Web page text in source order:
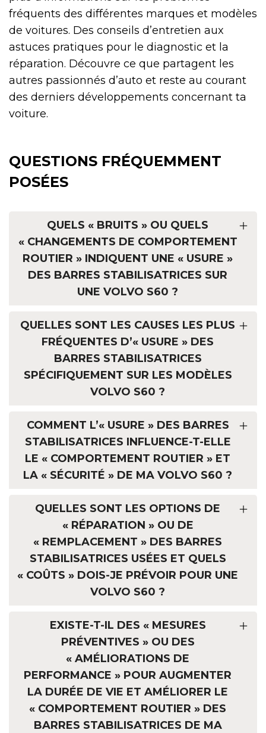
fréquents des différentes marques et modèles
de voitures. Des conseils d’entretien aux
astuces pratiques pour le diagnostic et la
réparation. Découvre ce que partagent les
autres passionnés d’auto et reste au courant
des derniers développements concernant ta
voiture.
QUESTIONS FRÉQUEMMENT
POSÉES
QUELS « BRUITS » OU QUELS
« CHANGEMENTS DE COMPORTEMENT
ROUTIER » INDIQUENT UNE « USURE »
DES BARRES STABILISATRICES SUR
UNE VOLVO S60 ?
QUELLES SONT LES CAUSES LES PLUS
FRÉQUENTES D’« USURE » DES
BARRES STABILISATRICES
SPÉCIFIQUEMENT SUR LES MODÈLES
VOLVO S60 ?
COMMENT L’« USURE » DES BARRES
STABILISATRICES INFLUENCE-T-ELLE
LE « COMPORTEMENT ROUTIER » ET
LA « SÉCURITÉ » DE MA VOLVO S60 ?
QUELLES SONT LES OPTIONS DE
« RÉPARATION » OU DE
« REMPLACEMENT » DES BARRES
STABILISATRICES USÉES ET QUELS
« COÛTS » DOIS-JE PRÉVOIR POUR UNE
VOLVO S60 ?
EXISTE-T-IL DES « MESURES
PRÉVENTIVES » OU DES
« AMÉLIORATIONS DE
PERFORMANCE » POUR AUGMENTER
LA DURÉE DE VIE ET AMÉLIORER LE
« COMPORTEMENT ROUTIER » DES
BARRES STABILISATRICES DE MA